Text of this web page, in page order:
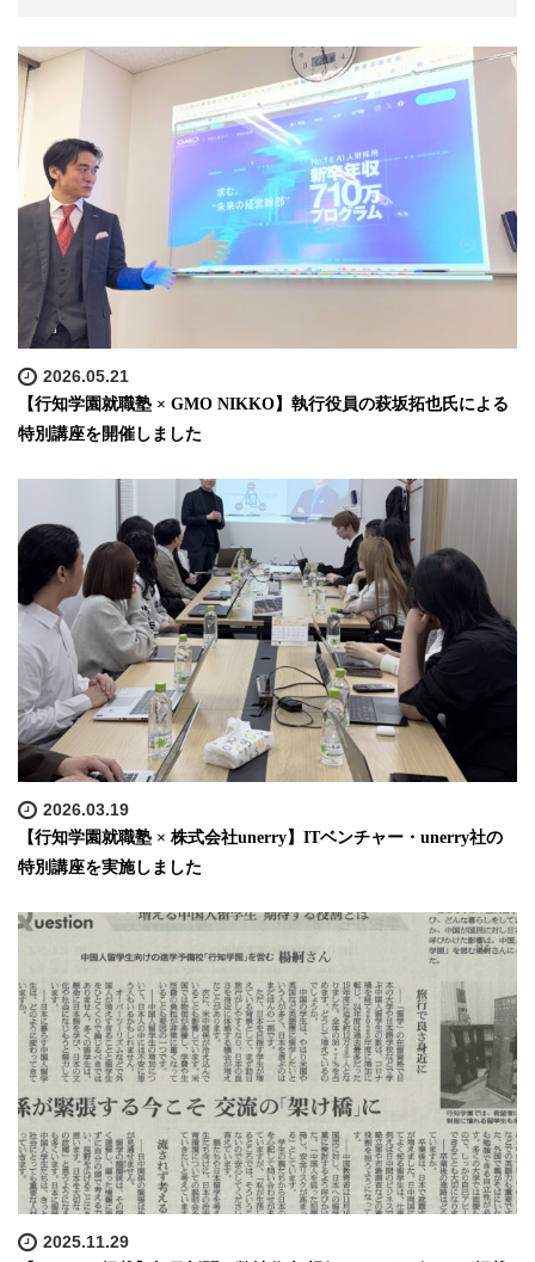
2026.05.21
【行知学園就職塾 × GMO NIKKO】執行役員の萩坂拓也氏による
特別講座を開催しました
2026.03.19
【行知学園就職塾 × 株式会社unerry】ITベンチャー・unerry社の
特別講座を実施しました
2025.11.29